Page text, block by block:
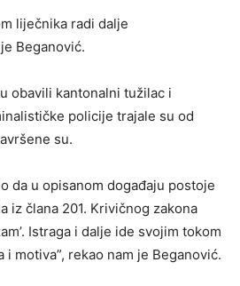
liječnika radi dalje
Beganović.
obavili kantonalni tužilac i
policije trajale su od
su.
da u opisanom događaju postoje
iz člana 201. Krivičnog zakona
Istraga i dalje ide svojim tokom
motiva”, rekao nam je Beganović.